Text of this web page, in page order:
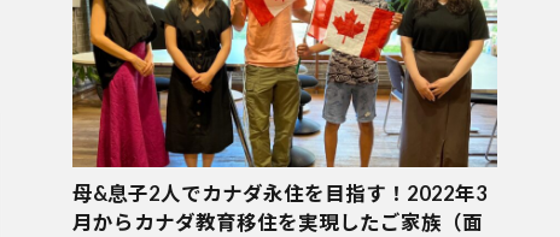
母&息子2人でカナダ永住を目指す！2022年3
月からカナダ教育移住を実現したご家族（面